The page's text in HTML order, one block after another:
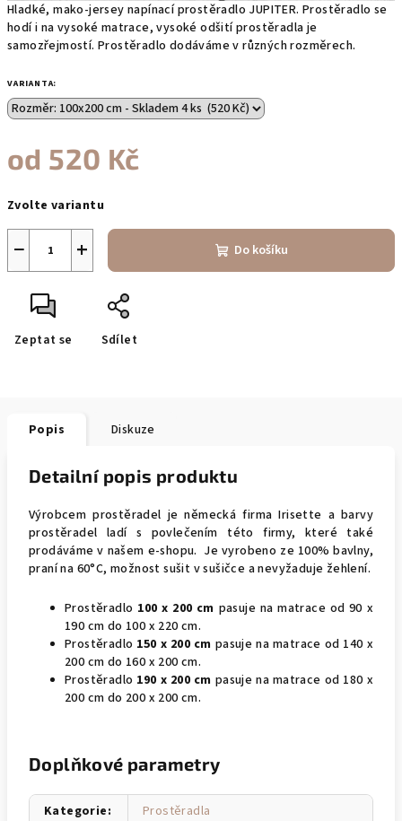
Hladké, mako-jersey napínací prostěradlo JUPITER. Prostěradlo se
hodí i na vysoké matrace, vysoké odšití prostěradla je
samozřejmostí. Prostěradlo dodáváme v různých rozměrech.
VARIANTA:
od 520 Kč
cena:
Zvolte variantu
+
− Do košíku
Zeptat se Sdílet
Popis Diskuze
Detailní popis produktu
Výrobcem prostěradel je německá firma Irisette a barvy
prostěradel ladí s povlečením této firmy, které také
prodáváme v našem e-shopu. Je vyrobeno ze 100% bavlny,
praní na 60°C, možnost sušit v sušičce a nevyžaduje žehlení.
Prostěradlo 100 x 200 cm pasuje na matrace od 90 x
190 cm do 100 x 220 cm.
Prostěradlo 150 x 200 cm pasuje na matrace od 140 x
200 cm do 160 x 200 cm.
Prostěradlo 190 x 200 cm pasuje na matrace od 180 x
200 cm do 200 x 200 cm.
Doplňkové parametry
Kategorie:
Prostěradla